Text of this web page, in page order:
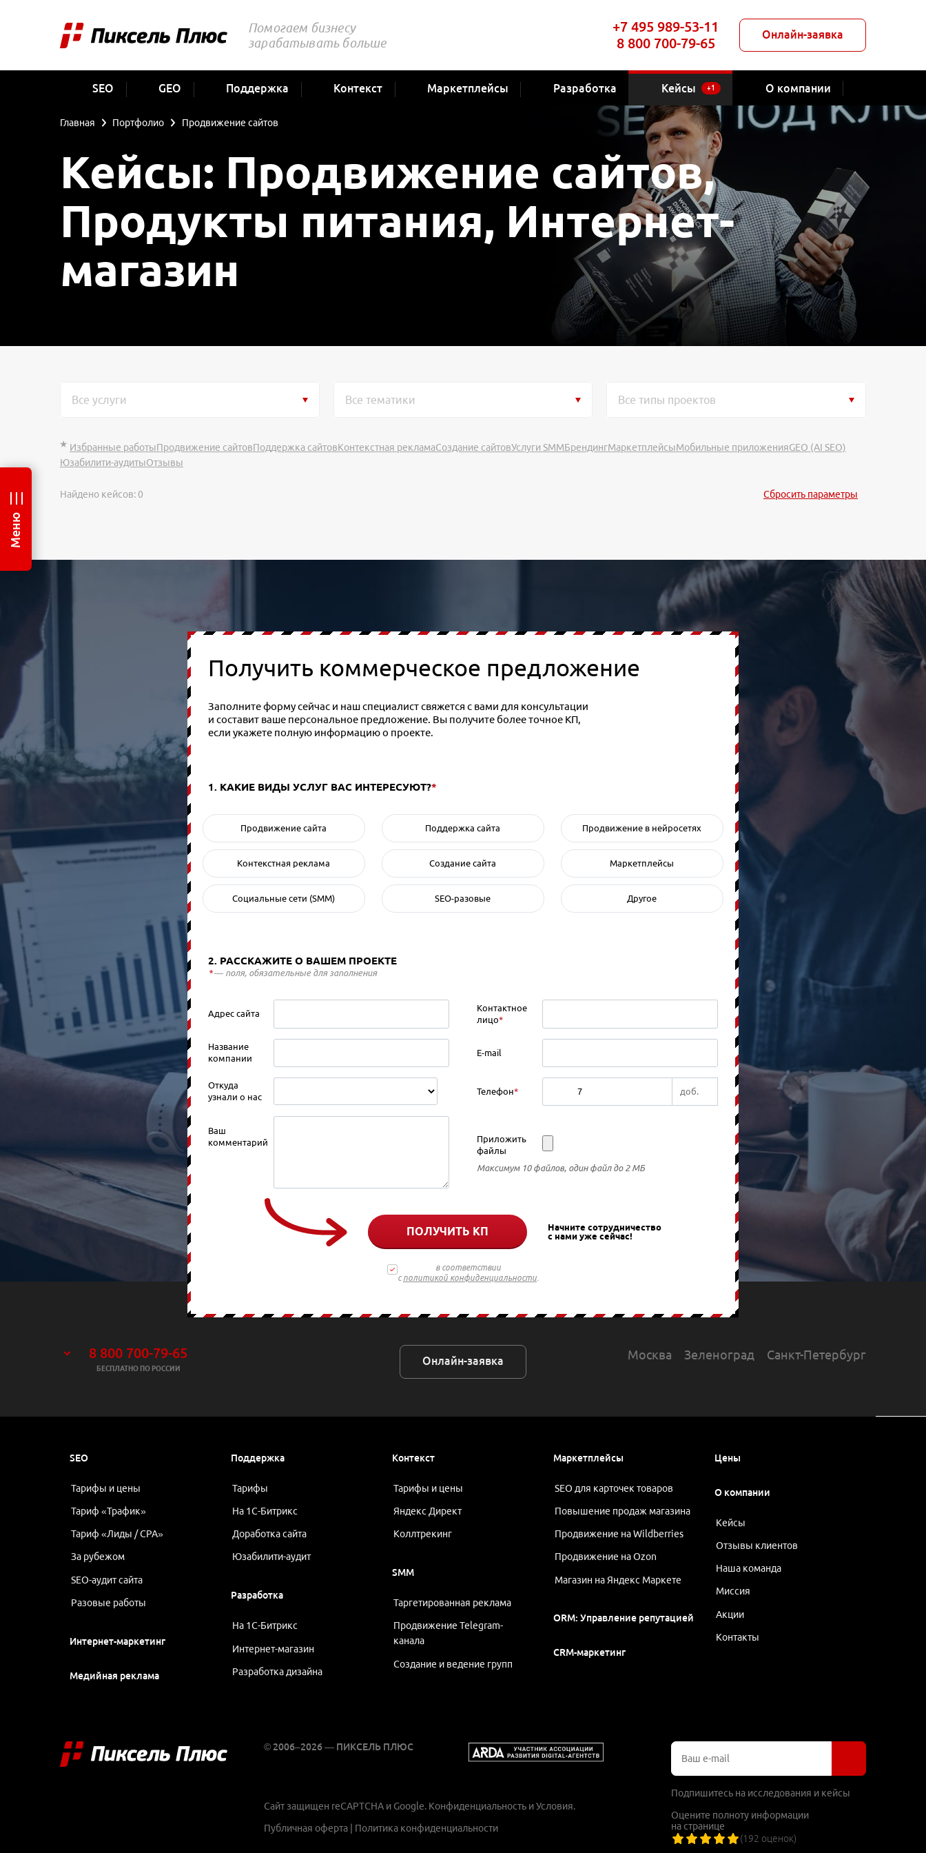
Помогаем бизнесу
зарабатывать больше
+7 495 989-53-11
8 800 700-79-65
Онлайн-заявка
SEO GEO Поддержка Контекст Маркетплейсы Разработка Кейсы +1 О компании
Кейсы: Продвижение сайтов,
Продукты питания, Интернет-
магазин
Главная Портфолио Продвижение сайтов
Все услуги Все тематики Все типы проектов
Избранные работыПродвижение сайтовПоддержка сайтовКонтекстная рекламаСоздание сайтовУслуги SMMБрендингМаркетплейсыМобильные приложенияGEO (AI SEO)
Юзабилити-аудитыОтзывы
Найдено кейсов: 0 Сбросить параметры
Получить коммерческое предложение
Заполните форму сейчас и наш специалист свяжется с вами для консультации
и составит ваше персональное предложение. Вы получите более точное КП,
если укажете полную информацию о проекте.
1. КАКИЕ ВИДЫ УСЛУГ ВАС ИНТЕРЕСУЮТ?*
Продвижение сайта Поддержка сайта Продвижение в нейросетях
Контекстная реклама Создание сайта Маркетплейсы
Социальные сети (SMM) SEO-разовые Другое
2. РАССКАЖИТЕ О ВАШЕМ ПРОЕКТЕ
*— поля, обязательные для заполнения
Адрес сайта
Контактное
лицо*
Название
компании
E-mail
Откуда
узнали о нас
Телефон*
Ваш
комментарий
Приложить
файлы
Максимум 10 файлов, один файл до 2 МБ
ПОЛУЧИТЬ КП
Начните сотрудничество
с нами уже сейчас!
в соответствии
с политикой конфиденциальности
8 800 700-79-65
БЕСПЛАТНО ПО РОССИИ
Онлайн-заявка Москва Зеленоград Санкт-Петербург
SEO
Тарифы и цены
Тариф «Трафик»
Тариф «Лиды / CPA»
За рубежом
SEO-аудит сайта
Разовые работы
Интернет-маркетинг
Медийная реклама
Поддержка
Тарифы
На 1С-Битрикс
Доработка сайта
Юзабилити-аудит
Разработка
На 1С-Битрикс
Интернет-магазин
Разработка дизайна
Контекст
Тарифы и цены
Яндекс Директ
Коллтрекинг
SMM
Таргетированная реклама
Продвижение Telegram-
канала
Создание и ведение групп
Маркетплейсы
SEO для карточек товаров
Повышение продаж магазина
Продвижение на Wildberries
Продвижение на Ozon
Магазин на Яндекс Маркете
ORM: Управление репутацией
CRM-маркетинг
Цены
О компании
Кейсы
Отзывы клиентов
Наша команда
Миссия
Акции
Контакты
© 2006–2026 — ПИКСЕЛЬ ПЛЮС
Сайт защищен reCAPTCHA и Google. КонфиденциальностьиУсловия.
Публичная оферта| Политика конфиденциальности
Подпишитесь на исследования и кейсы
Оцените полноту информации
на странице
(192 оценок)
Меню